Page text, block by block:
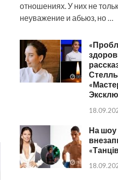
отношениях. У них не
неуважение и абьюз, но …
На шоу